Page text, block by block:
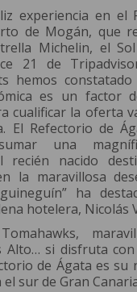
experiencia en el
de Mogán, que
Michelin, el
21 de
hemos
es un factor
cualificar la oferta
El Refectorio de
una
recién nacido
la maravillosa
ha
hotelera, Nicolás
Alto… si disfruta
de Ágata es su
sur de Gran